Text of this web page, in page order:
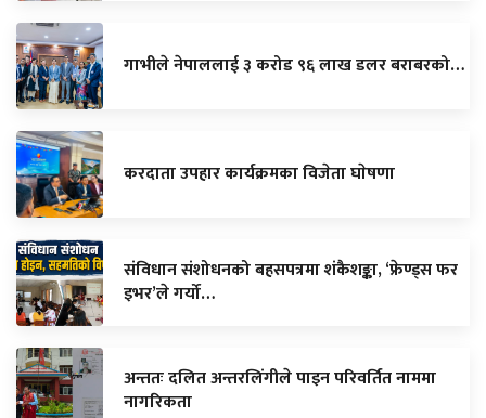
गाभीले नेपाललाई ३ करोड ९६ लाख डलर बराबरको…
करदाता उपहार कार्यक्रमका विजेता घाेषणा
संविधान संशोधनको बहसपत्रमा शंकैशङ्का, ‘फ्रेण्ड्स फर
इभर’ले गर्यो…
अन्ततः दलित अन्तरलिंगीले पाइन परिवर्तित नाममा
नागरिकता